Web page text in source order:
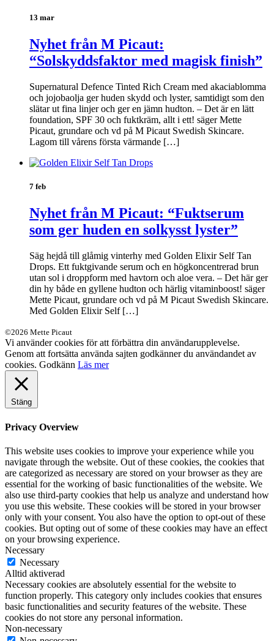
13 mar
Nyhet från M Picaut:
“Solskyddsfaktor med magisk finish”
Supernatural Defence Tinted Rich Cream med akaciablomma
och jojobaolja ger huden skydd och lyster, samtidigt som den
slätar ut fina linjer och ger en jämn hudton. – Det är en lätt
foundation, SPF 30 och fuktkräm, allt i ett! säger Mette
Picaut, grundare och vd på M Picaut Swedish Skincare.
Lagom till vårens första värmande […]
7 feb
Nyhet från M Picaut: “Fuktserum
som ger huden en solkysst lyster”
Säg hejdå till glåmig vinterhy med Golden Elixir Self Tan
Drops. Ett fuktgivande serum och en högkoncentrerad brun
utan sol i droppform med havtorn och aloe vera. – Det här ger
din hy både en gyllene hudton och härlig vitaminboost! säger
Mette Picaut, grundare och vd på M Picaut Swedish Skincare.
Med Golden Elixir Self […]
©2026 Mette Picaut
Vi använder cookies för att förbättra din användarupplevelse.
Genom att fortsätta använda sajten godkänner du användandet av
cookies. Godkänn Läs mer
Stäng
Privacy Overview
This website uses cookies to improve your experience while you
navigate through the website. Out of these cookies, the cookies that
are categorized as necessary are stored on your browser as they are
essential for the working of basic functionalities of the website. We
also use third-party cookies that help us analyze and understand how
you use this website. These cookies will be stored in your browser
only with your consent. You also have the option to opt-out of these
cookies. But opting out of some of these cookies may have an effect
on your browsing experience.
Necessary
Necessary
Alltid aktiverad
Necessary cookies are absolutely essential for the website to
function properly. This category only includes cookies that ensures
basic functionalities and security features of the website. These
cookies do not store any personal information.
Non-necessary